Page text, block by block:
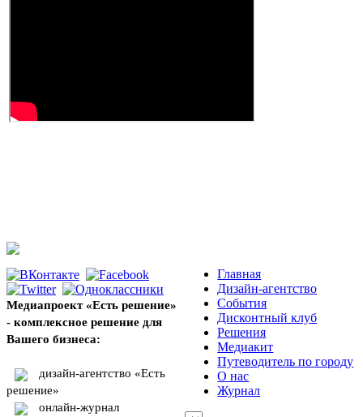
Медиапроект «Есть решение»
- комплексное решение для
Вашего бизнеса:
дизайн-агентство «Есть
решение»
онлайн-журнал
Главная
Дизайн-агентство
События
Дисконтный клуб
Решения
Медиакит
Путеводитель по городу
О нас
Журнал